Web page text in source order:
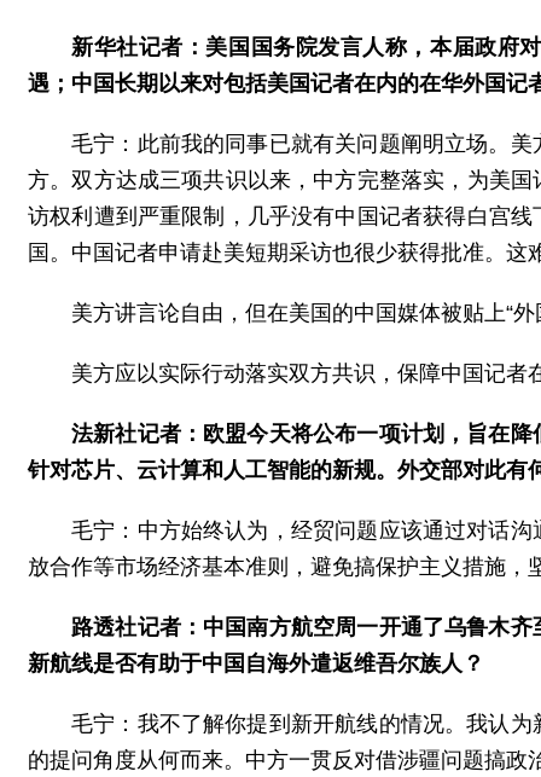
新华社记者：美国国务院发言人称，本届政府
遇；中国长期以来对包括美国记者在内的在华外国记
毛宁：此前我的同事已就有关问题阐明立场。
方。双方达成三项共识以来，中方完整落实，为美
访权利遭到严重限制，几乎没有中国记者获得白宫
国。中国记者申请赴美短期采访也很少获得批准。这
美方讲言论自由，但在美国的中国媒体被贴上“
美方应以实际行动落实双方共识，保障中国记者
法新社记者：欧盟今天将公布一项计划，旨在
针对芯片、云计算和人工智能的新规。外交部对此有
毛宁：中方始终认为，经贸问题应该通过对话
放合作等市场经济基本准则，避免搞保护主义措施
路透社记者：中国南方航空周一开通了乌鲁木
新航线是否有助于中国自海外遣返维吾尔族人？
毛宁：我不了解你提到新开航线的情况。我认
的提问角度从何而来。中方一贯反对借涉疆问题搞政